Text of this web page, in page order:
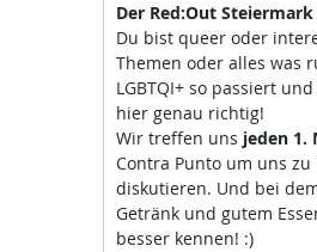
Der Red:Out
Du bist queer oder
Themen oder alles was
LGBTQI+ so passiert
hier genau richtig!
Wir treffen uns jeden 1.
Contra Punto um uns
diskutieren. Und bei
Getränk und gutem
besser kennen! :)